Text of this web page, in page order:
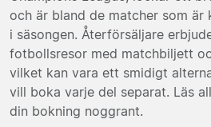
och är bland de matcher som
i säsongen. Återförsäljare
fotbollsresor med matchbiljett
vilket kan vara ett smidigt
vill boka varje del separat. Läs
din bokning noggrant.